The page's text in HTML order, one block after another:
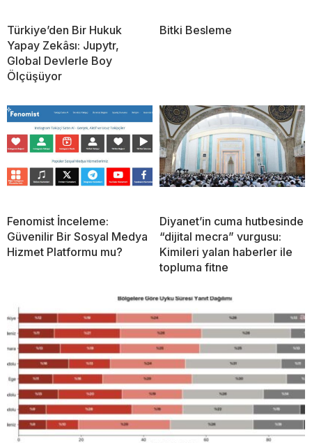
Türkiye’den Bir Hukuk
Yapay Zekâsı: Jupytr,
Global Devlerle Boy
Ölçüşüyor
Bitki Besleme
Fenomist İnceleme:
Güvenilir Bir Sosyal Medya
Hizmet Platformu mu?
Diyanet’in cuma hutbesinde
“dijital mecra” vurgusu:
Kimileri yalan haberler ile
topluma fitne